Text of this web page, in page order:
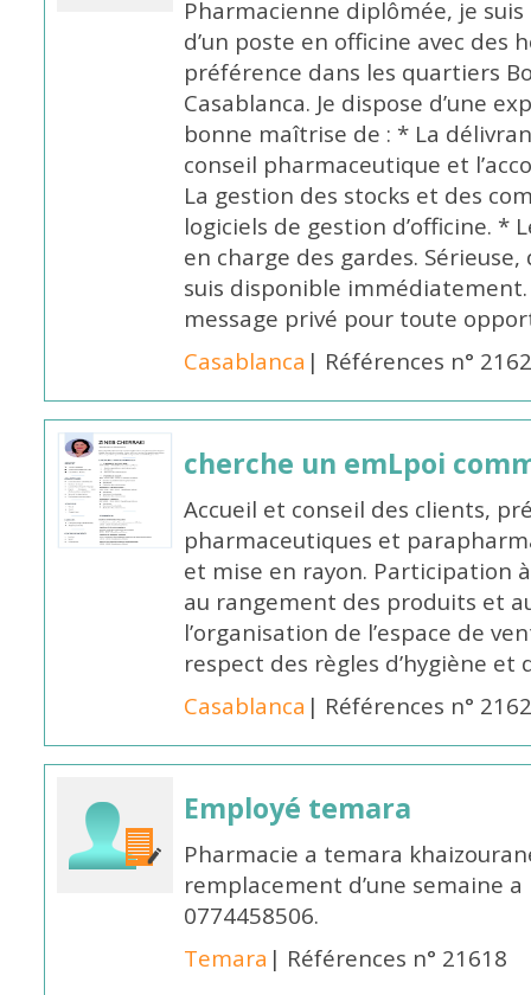
Pharmacienne diplômée, je
d’un poste en officine avec des
préférence dans les quartiers
Casablanca. Je dispose d’une
bonne maîtrise de : * La
conseil pharmaceutique et
La gestion des stocks et des
logiciels de gestion d’officine. *
en charge des gardes.
suis disponible
message privé pour toute
Casablanca | Références n°
cherche un emLpoi
Accueil et conseil des clients,
pharmaceutiques et
et mise en rayon. Participation
au rangement des produits et
l’organisation de l’espace de
respect des règles d’hygiène et
Casablanca | Références n°
Employé temara
Pharmacie a temara
remplacement d’une semaine
0774458506.
Temara | Références n° 21618